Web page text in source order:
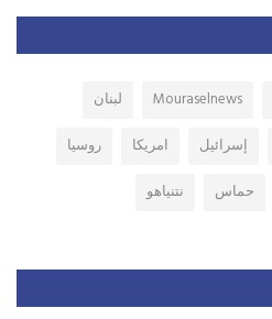
Mouraselnews
لبنان
إسرائيل امريكا
روسيا
حماس نتنياهو